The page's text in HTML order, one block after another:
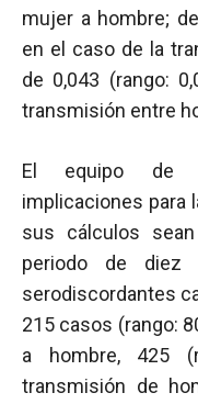
mujer a hombre;
en el caso de la
de 0,043 (rango:
transmisión entre
El equipo de
implicaciones para
sus cálculos
periodo de diez
serodiscordantes
215 casos (rango:
a hombre, 425
transmisión de